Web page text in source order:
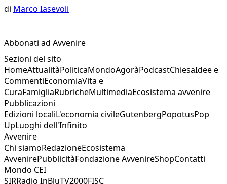
di Marco Iasevoli
Abbonati ad Avvenire
Sezioni del sito
HomeAttualitàPoliticaMondoAgoràPodcastChiesaIdee e
CommentiEconomiaVita e
CuraFamigliaRubricheMultimediaEcosistema avvenire
Pubblicazioni
Edizioni localiL'economia civileGutenbergPopotusPop
UpLuoghi dell'Infinito
Avvenire
Chi siamoRedazioneEcosistema
AvvenirePubblicitàFondazione AvvenireShopContatti
Mondo CEI
SIRRadio InBluTV2000FISC